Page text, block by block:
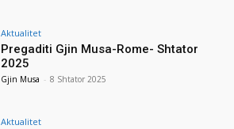
Aktualitet
Pregaditi Gjin Musa-Rome- Shtator
2025
Gjin Musa - 8 Shtator 2025
Aktualitet